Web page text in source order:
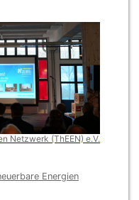
Netzwerk (ThEEN) e.V.
Energien